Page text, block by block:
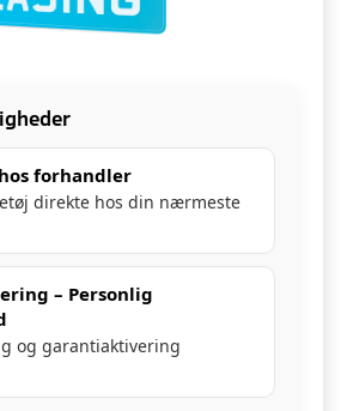
forhandler
direkte hos din nærmeste
– Personlig
og garantiaktivering